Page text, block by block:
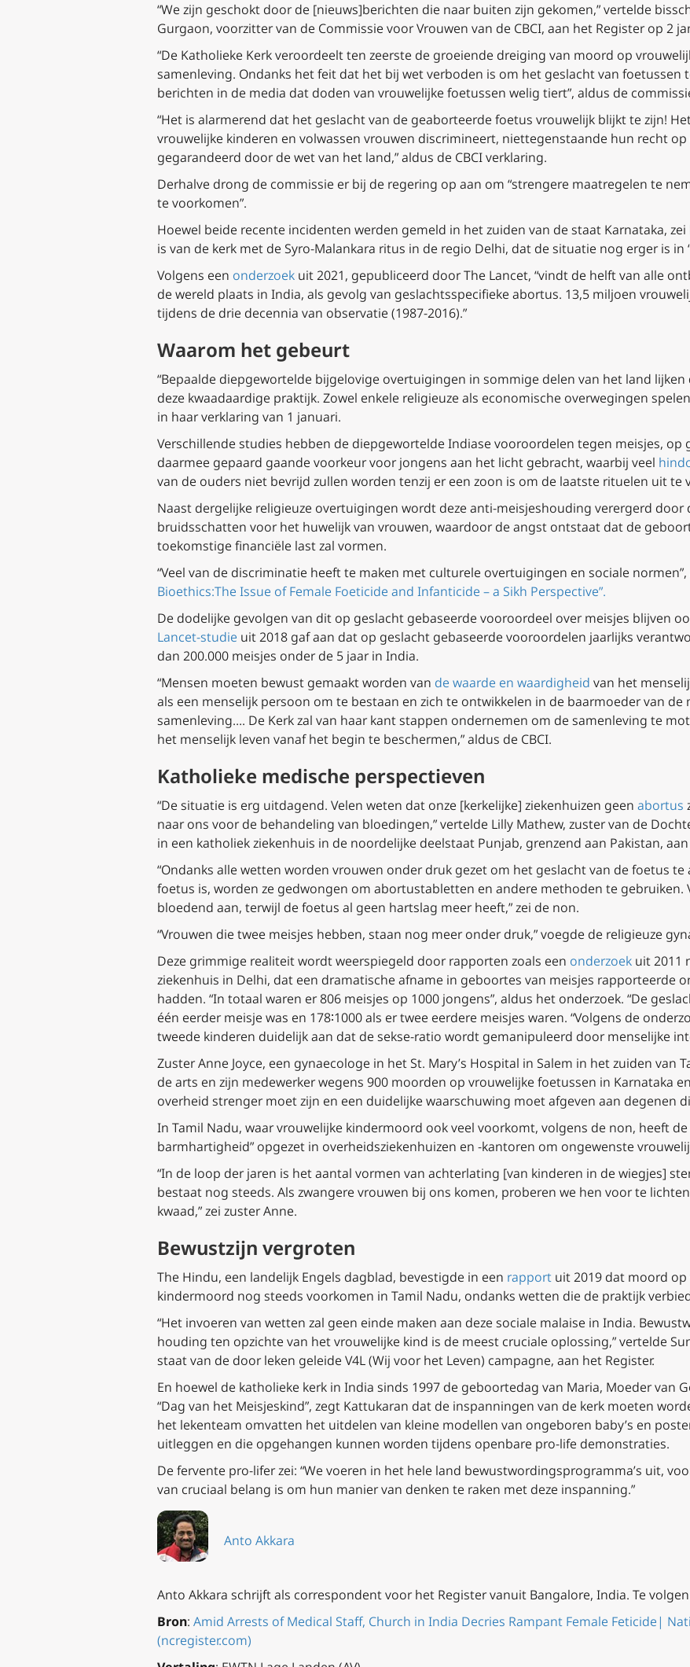
“We zijn geschokt door de [nieuws]berichten die naar buiten zijn gekomen,” vertelde
Gurgaon, voorzitter van de Commissie voor Vrouwen van de CBCI, aan het Register op 2
“De Katholieke Kerk veroordeelt ten zeerste de groeiende dreiging van moord op
samenleving. Ondanks het feit dat het bij wet verboden is om het geslacht van foetussen
berichten in de media dat doden van vrouwelijke foetussen welig tiert”, aldus de
“Het is alarmerend dat het geslacht van de geaborteerde foetus vrouwelijk blijkt te zijn!
vrouwelijke kinderen en volwassen vrouwen discrimineert, niettegenstaande hun recht
gegarandeerd door de wet van het land,” aldus de CBCI verklaring.
Derhalve drong de commissie er bij de regering op aan om “strengere maatregelen te
te voorkomen”.
Hoewel beide recente incidenten werden gemeld in het zuiden van de staat Karnataka,
is van de kerk met de Syro-Malankara ritus in de regio Delhi, dat de situatie nog erger is in
Volgens een onderzoek uit 2021, gepubliceerd doorThe Lancet, “vindt de helft van alle
de wereld plaats in India, als gevolg van geslachtsspecifieke abortus. 13,5 miljoen
tijdens de drie decennia van observatie (1987-2016).”
Waarom het gebeurt
“Bepaalde diepgewortelde bijgelovige overtuigingen in sommige delen van het land
deze kwaadaardige praktijk. Zowel enkele religieuze als economische overwegingen
in haar verklaring van 1 januari.
Verschillende studies hebben de diepgewortelde Indiase vooroordelen tegen meisjes, op
daarmee gepaard gaande voorkeur voor jongens aan het licht gebracht, waarbij veel
van de ouders niet bevrijd zullen worden tenzij er een zoon is om de laatste rituelen uit te
Naast dergelijke religieuze overtuigingen wordt deze anti-meisjeshouding verergerd door
bruidsschatten voor het huwelijk van vrouwen, waardoor de angst ontstaat dat de
toekomstige financiële last zal vormen.
“Veel van de discriminatie heeft te maken met culturele overtuigingen en sociale
Bioethics:The Issue of Female Foeticide and Infanticide – a Sikh Perspective”.
De dodelijke gevolgen van dit op geslacht gebaseerde vooroordeel over meisjes blijven
Lancet-studie uit 2018 gaf aan dat op geslacht gebaseerde vooroordelen jaarlijks
dan 200.000 meisjes onder de 5 jaar in India.
“Mensen moeten bewust gemaakt worden van de waarde en waardigheid van het
als een menselijk persoon om te bestaan en zich te ontwikkelen in de baarmoeder van de
samenleving…. De Kerk zal van haar kant stappen ondernemen om de samenleving te
het menselijk leven vanaf het begin te beschermen,” aldus de CBCI.
Katholieke medische perspectieven
“De situatie is erg uitdagend. Velen weten dat onze [kerkelijke] ziekenhuizen geen abortus
naar ons voor de behandeling van bloedingen,” vertelde Lilly Mathew, zuster van de
in een katholiek ziekenhuis in de noordelijke deelstaat Punjab, grenzend aan Pakistan,
“Ondanks alle wetten worden vrouwen onder druk gezet om het geslacht van de foetus
foetus is, worden ze gedwongen om abortustabletten en andere methoden te gebruiken.
bloedend aan, terwijl de foetus al geen hartslag meer heeft,” zei de non.
“Vrouwen die twee meisjes hebben, staan nog meer onder druk,” voegde de religieuze
Deze grimmige realiteit wordt weerspiegeld door rapporten zoals een onderzoek uit 2011
ziekenhuis in Delhi, dat een dramatische afname in geboortes van meisjes rapporteerde
hadden. “In totaal waren er 806 meisjes op 1000 jongens”, aldus het onderzoek. “De
één eerder meisje was en 178∶1000 als er twee eerdere meisjes waren. “Volgens de
tweede kinderen duidelijk aan dat de sekse-ratio wordt gemanipuleerd door menselijke
Zuster Anne Joyce, een gynaecologe in het St. Mary’s Hospital in Salem in het zuiden van
de arts en zijn medewerker wegens 900 moorden op vrouwelijke foetussen in Karnataka
overheid strenger moet zijn en een duidelijke waarschuwing moet afgeven aan degenen
In Tamil Nadu, waar vrouwelijke kindermoord ook veel voorkomt, volgens de non, heeft
barmhartigheid” opgezet in overheidsziekenhuizen en -kantoren om ongewenste
“In de loop der jaren is het aantal vormen van achterlating [van kinderen in de wiegjes]
bestaat nog steeds. Als zwangere vrouwen bij ons komen, proberen we hen voor te
kwaad,” zei zuster Anne.
Bewustzijn vergroten
The Hindu, een landelijk Engels dagblad, bevestigde in een rapport uit 2019 dat moord
kindermoord nog steeds voorkomen in Tamil Nadu, ondanks wetten die de praktijk
“Het invoeren van wetten zal geen einde maken aan deze sociale malaise in India.
houding ten opzichte van het vrouwelijke kind is de meest cruciale oplossing,” vertelde
staat van de door leken geleide V4L (Wij voor het Leven) campagne, aan het Register.
En hoewel de katholieke kerk in India sinds 1997 de geboortedag van Maria, Moeder van
“Dag van het Meisjeskind”, zegt Kattukaran dat de inspanningen van de kerk moeten
het lekenteam omvatten het uitdelen van kleine modellen van ongeboren baby’s en
uitleggen en die opgehangen kunnen worden tijdens openbare pro-life demonstraties.
De fervente pro-lifer zei: “We voeren in het hele land bewustwordingsprogramma’s uit,
van cruciaal belang is om hun manier van denken te raken met deze inspanning.”
Anto Akkara
Anto Akkara schrijft als correspondent voor het Register vanuit Bangalore, India. Te
Bron: Amid Arrests of Medical Staff, Church in India Decries Rampant Female Feticide|
(ncregister.com)